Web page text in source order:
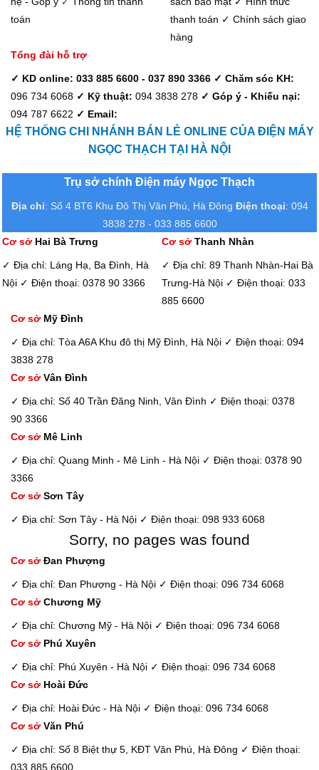
toán
thanh toán ✓ Chính sách giao
hàng
Tổng đài hỗ trợ
✓ KD online: 033 885 6600 - 037 890 3366 ✓ Chăm sóc KH:
096 734 6068 ✓ Kỹ thuật: 094 3838 278 ✓ Góp ý - Khiếu nại:
094 787 6622 ✓ Email:
HỆ THỐNG CHI NHÁNH BÁN LẺ ONLINE CỦA ĐIỆN MÁY
NGỌC THẠCH TẠI HÀ NỘI
Trụ sở chính Điện máy Ngọc Thạch
Địa chỉ: Số 4 BT6 Khu Đô Thị Văn Phú, Hà Đông Điện thoại: 094
3838 278 - 033 885 6600
Cơ sởHai Bà Trưng
✓ Địa chỉ: Láng Hạ, Ba Đình, Hà
Nội ✓ Điện thoại: 0378 90 3366
Cơ sởThanh Nhàn
✓ Địa chỉ: 89 Thanh Nhàn-Hai Bà
Trưng-Hà Nội ✓ Điện thoại: 033
885 6600
Cơ sở Mỹ Đình
✓ Địa chỉ: Tòa A6A Khu đô thị Mỹ Đình, Hà Nội ✓ Điện thoại: 094
3838 278
Cơ sở Vân Đình
✓ Địa chỉ: Số 40 Trần Đăng Ninh, Vân Đình ✓ Điện thoại: 0378
90 3366
Cơ sở Mê Linh
✓ Địa chỉ: Quang Minh - Mê Linh - Hà Nội ✓ Điện thoại: 0378 90
3366
Cơ sở Sơn Tây
✓ Địa chỉ: Sơn Tây - Hà Nội ✓ Điện thoại: 098 933 6068
Sorry, no pages was found
Cơ sở Đan Phượng
✓ Địa chỉ: Đan Phượng - Hà Nội ✓ Điện thoại: 096 734 6068
Cơ sở Chương Mỹ
✓ Địa chỉ: Chương Mỹ - Hà Nội ✓ Điện thoại: 096 734 6068
Cơ sở Phú Xuyên
✓ Địa chỉ: Phú Xuyên - Hà Nội ✓ Điện thoại: 096 734 6068
Cơ sở Hoài Đức
✓ Địa chỉ: Hoài Đức - Hà Nội ✓ Điện thoại: 096 734 6068
Cơ sở Văn Phú
✓ Địa chỉ: Số 8 Biệt thự 5, KĐT Văn Phú, Hà Đông ✓ Điện thoại:
033 885 6600